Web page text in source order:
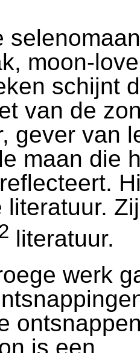
moon-
schijnt
van de
gever van
maan die
literatuur.
literatuur.
werk
is een